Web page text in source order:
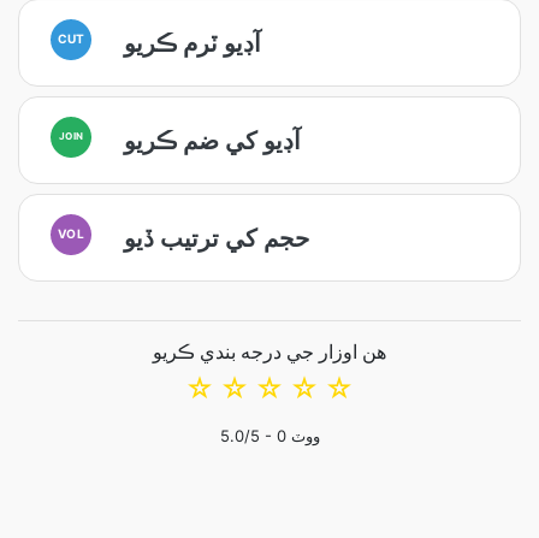
CUT آڊيو ٽرم ڪريو
JOIN آڊيو کي ضم ڪريو
VOL حجم کي ترتيب ڏيو
هن اوزار جي درجه بندي ڪريو
☆
☆
☆
☆
☆
5.0/5 - 0 ووٽ